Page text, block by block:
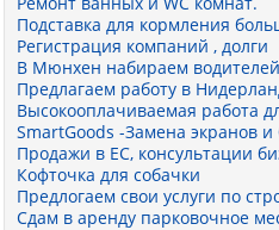
Подставка для кормления
Регистрация компаний , долги
В Мюнхен набираем водителей
Предлагаем работу в
Высокооплачиваемая работа
SmartGoods -Замена экранов и
Продажи в ЕС, консультации
Кофточка для собачки
Предлогаем свои услуги по
Сдам в аренду парковочное